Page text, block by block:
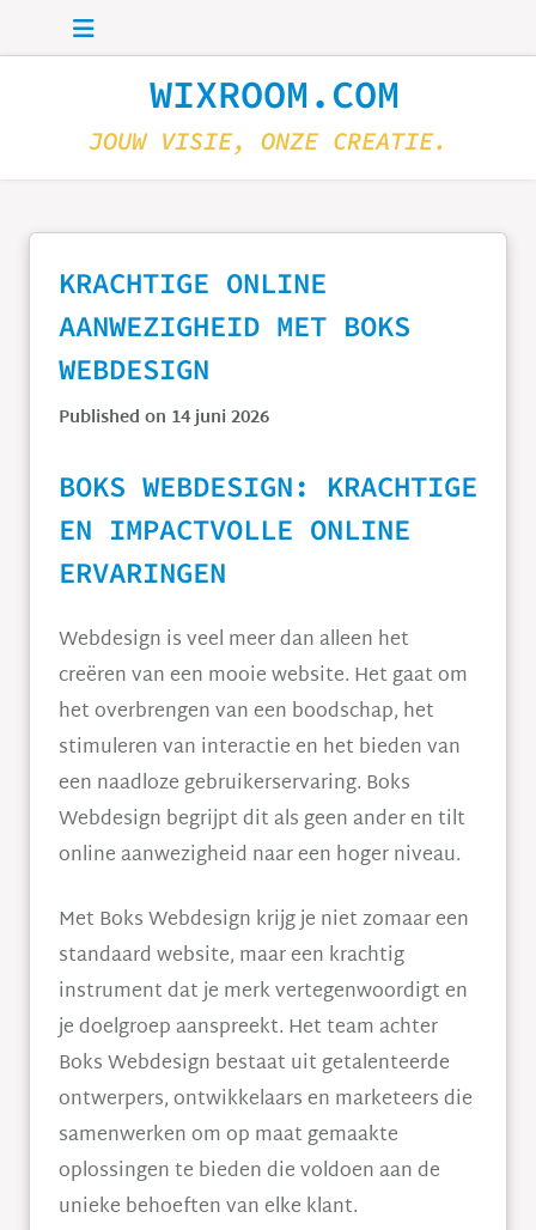
Skip to main content
WIXROOM.COM
JOUW VISIE, ONZE CREATIE.
KRACHTIGE ONLINE
AANWEZIGHEID MET BOKS
WEBDESIGN
Published on 14 juni 2026
BOKS WEBDESIGN: KRACHTIGE
EN IMPACTVOLLE ONLINE
ERVARINGEN
Webdesign is veel meer dan alleen het
creëren van een mooie website. Het gaat om
het overbrengen van een boodschap, het
stimuleren van interactie en het bieden van
een naadloze gebruikerservaring. Boks
Webdesign begrijpt dit als geen ander en tilt
online aanwezigheid naar een hoger niveau.
Met Boks Webdesign krijg je niet zomaar een
standaard website, maar een krachtig
instrument dat je merk vertegenwoordigt en
je doelgroep aanspreekt. Het team achter
Boks Webdesign bestaat uit getalenteerde
ontwerpers, ontwikkelaars en marketeers die
samenwerken om op maat gemaakte
oplossingen te bieden die voldoen aan de
unieke behoeften van elke klant.